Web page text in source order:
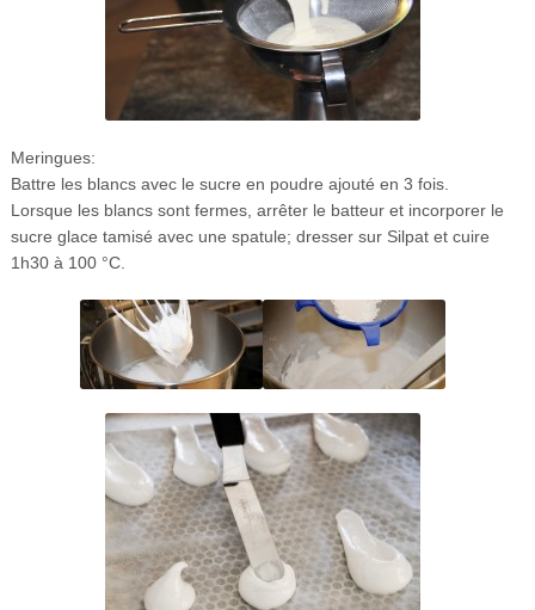
Meringues:
Battre les blancs avec le sucre en poudre ajouté en 3 fois.
Lorsque les blancs sont fermes, arrêter le batteur et incorporer le
sucre glace tamisé avec une spatule; dresser sur Silpat et cuire
1h30 à 100 °C.